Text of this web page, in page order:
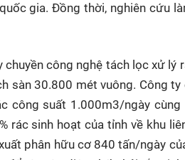
gia. Đồng thời, nghiên cứu
chuyền công nghệ tách lọc xử
sàn 30.800 mét vuông. Công
công suất 1.000m3/ngày
rác sinh hoạt của tỉnh về khu
phân hữu cơ 840 tấn/ngày